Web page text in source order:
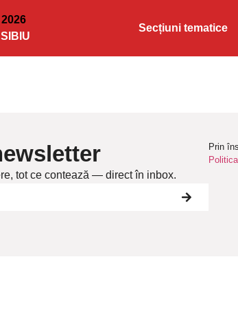
SIBIU
Secțiuni tematice
tot ce contează — direct în inbox.
Prin